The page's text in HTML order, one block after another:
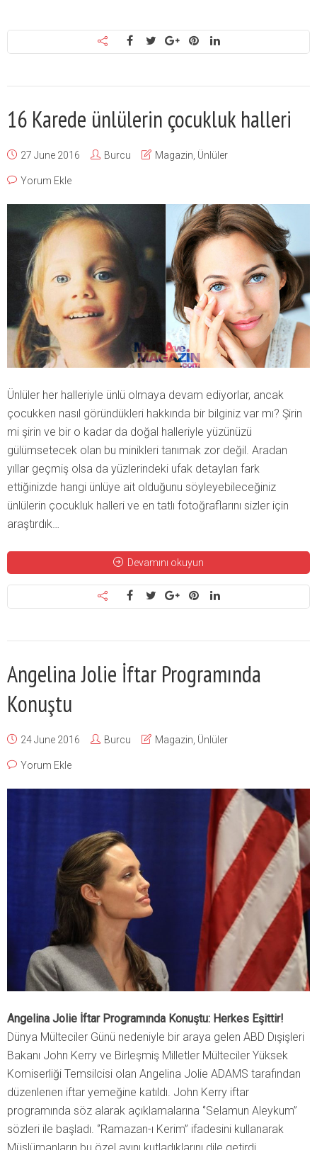
16 Karede ünlülerin çocukluk halleri
27 June 2016 Burcu Magazin Ünlüler
Yorum Ekle
Ünlüler her halleriyle ünlü olmaya devam ediyorlar, ancak
çocukken nasıl göründükleri hakkında bir bilginiz var mı? Şirin
mi şirin ve bir o kadar da doğal halleriyle yüzünüzü
gülümsetecek olan bu minikleri tanımak zor değil. Aradan
yıllar geçmiş olsa da yüzlerindeki ufak detayları fark
ettiğinizde hangi ünlüye ait olduğunu söyleyebileceğiniz
ünlülerin çocukluk halleri ve en tatlı fotoğraflarını sizler için
araştırdık…
Devamını okuyun
Angelina Jolie İftar Programında
Konuştu
24 June 2016 Burcu Magazin, Ünlüler
Yorum Ekle
Angelina Jolie İftar Programında Konuştu: Herkes Eşittir!
Dünya Mülteciler Günü nedeniyle bir araya gelen ABD Dışişleri
Bakanı John Kerry ve Birleşmiş Milletler Mülteciler Yüksek
Komiserliği Temsilcisi olan Angelina Jolie ADAMS tarafından
düzenlenen iftar yemeğine katıldı. John Kerry iftar
programında söz alarak açıklamalarına ‘’Selamun Aleykum’’
sözleri ile başladı. ‘’Ramazan-ı Kerim’’ ifadesini kullanarak